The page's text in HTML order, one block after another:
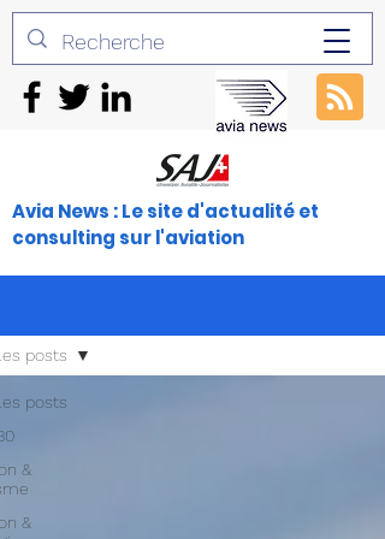
Avia News : Le site d'actualité et
consulting sur l'aviation
posts
&
&
posts